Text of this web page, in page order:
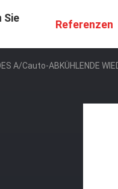
Sie
Referenzen
A/Cauto-ABKÜHLENDE